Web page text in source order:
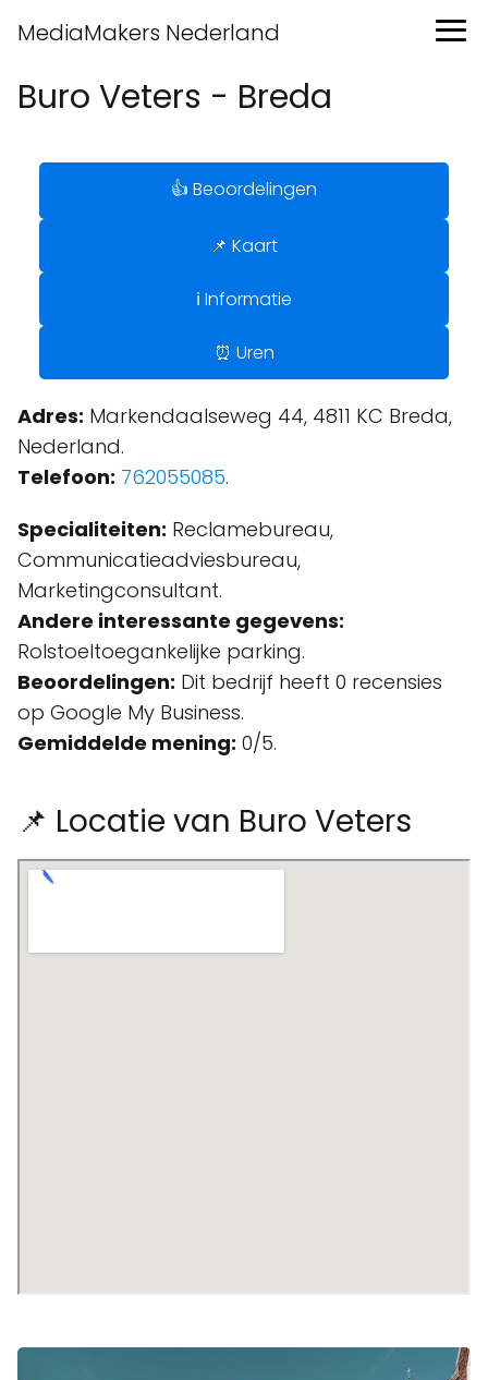
MediaMakers Nederland
Buro Veters - Breda
👍 Beoordelingen
📌 Kaart
ℹ️ Informatie
⏰ Uren
Adres: Markendaalseweg 44, 4811 KC Breda,
Nederland.
Telefoon: 762055085.
Specialiteiten: Reclamebureau,
Communicatieadviesbureau,
Marketingconsultant.
Andere interessante gegevens:
Rolstoeltoegankelijke parking.
Beoordelingen: Dit bedrijf heeft 0 recensies
op Google My Business.
Gemiddelde mening: 0/5.
📌 Locatie van Buro Veters